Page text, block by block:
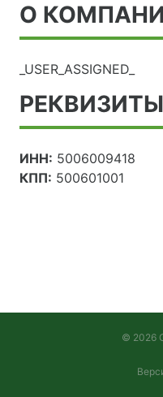
О
_USER_ASSIGNED_
РЕКВИЗИТЫ
ИНН: 5006009418
КПП: 500601001
© 2026